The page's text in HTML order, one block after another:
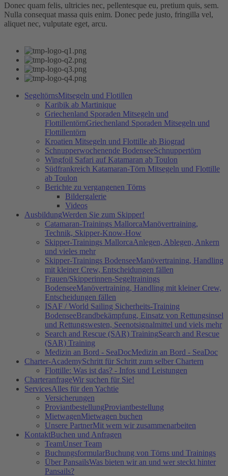
Donec quam felis, ultricies nec, pellentesque eu, pretium quis, sem.
Nulla consequat massa quis enim. Donec pede justo, fringilla vel,
aliquet nec, vulputate eget, arcu.
SegeltörnsMitsegeln und Flotillen
Karibik ab Martinique
Griechenland Sporaden Mitsegeln und
FlottillentörnGriechenland Sporaden Mitsegeln und
Flottillentörn
Kroatien Mitsegeln und Flottille ab Biograd
Schnupperwochenende BodenseeSchnuppertörn
Wingfoil Safari auf Katamaran ab Toulon
Südfrankreich Katamaran-Törn Mitsegeln und Flottille
ab Toulon
Berichte zu vergangenen Törns
Bildergalerie
Videos
AusbildungWerden Sie zum Skipper!
Catamaran-Trainings MallorcaManövertraining,
Technik, Skipper-Know-How
Skipper-Trainings MallorcaAnlegen, Ablegen, Ankern
und vieles mehr
Skipper-Trainings BodenseeManövertraining, Handling
mit kleiner Crew, Entscheidungen fällen
Frauen/Skipperinnen-Segeltrainings
BodenseeManövertraining, Handling mit kleiner Crew,
Entscheidungen fällen
ISAF / World Sailing Sicherheits-Training
BodenseeBrandbekämpfung, Einsatz von Rettungsinsel
und Rettungswesten, Seenotsignalmittel und viels mehr
Search and Rescue (SAR) TrainingSearch and Rescue
(SAR) Training
Medizin an Bord - SeaDocMedizin an Bord - SeaDoc
Charter-AcademySchritt für Schritt zum selber Chartern
Flottille: Was ist das? - Infos und Leistungen
CharteranfrageWir suchen für Sie!
ServicesAlles für den Yachtie
Versicherungen
ProviantbestellungProviantbestellung
MietwagenMietwagen buchen
Unsere PartnerMit wem wir zusammenarbeiten
KontaktBuchen und Anfragen
TeamUnser Team
BuchungsformularBuchung von Törns und Trainings
Über PansailsWas bieten wir an und wer steckt hinter
Pansails?